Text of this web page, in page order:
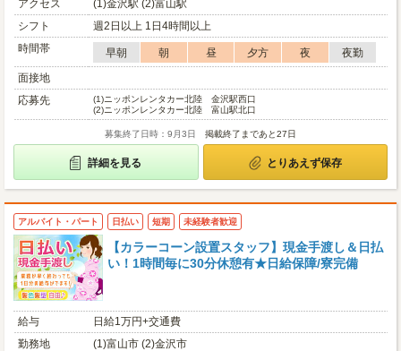
アクセス
(1)金沢駅 (2)富山駅
シフト
週2日以上 1日4時間以上
時間帯
早朝 朝 昼 夕方 夜
夜勤
面接地
応募先
(1)ニッポンレンタカー北陸 金沢駅西口
(2)ニッポンレンタカー北陸 富山駅北口
募集終了日時：9月3日 掲載終了まであと27日
詳細を見る とりあえず保存
アルバイト・パート 日払い 短期 未経験者歓迎
【カラーコーン設置スタッフ】現金手渡し＆日払
い！1時間毎に30分休憩有★日給保障/寮完備
給与
日給1万円+交通費
勤務地
(1)富山市 (2)金沢市